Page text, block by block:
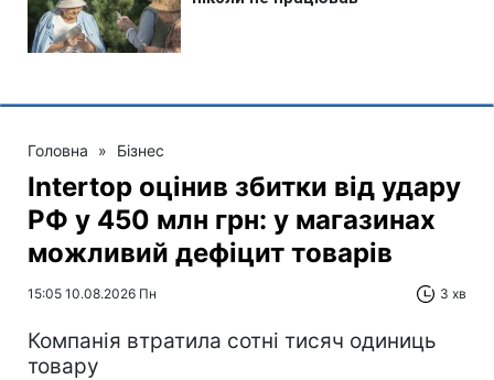
Головна » Бізнес
Intertop оцінив збитки від удару
РФ у 450 млн грн: у магазинах
можливий дефіцит товарів
15:05 10.08.2026 Пн 3 хв
Компанія втратила сотні тисяч одиниць
товару